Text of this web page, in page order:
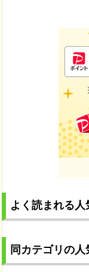
よく読まれる人
同カテゴリの人